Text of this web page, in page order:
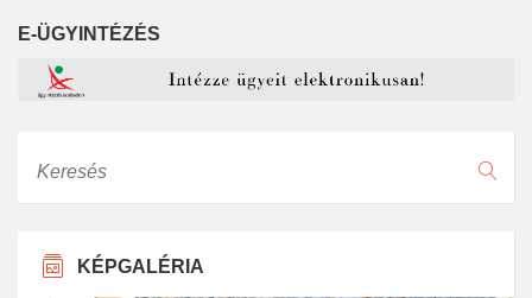
E-ÜGYINTÉZÉS
KÉPGALÉRIA